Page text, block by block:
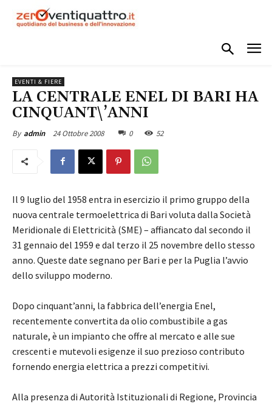
EVENTI & FIERE
LA CENTRALE ENEL DI BARI HA
CINQUANT\’ANNI
By admin 24 Ottobre 2008 0 52
Il 9 luglio del 1958 entra in esercizio il primo gruppo della
nuova centrale termoelettrica di Bari voluta dalla Società
Meridionale di Elettricità (SME) – affiancato dal secondo il
31 gennaio del 1959 e dal terzo il 25 novembre dello stesso
anno. Queste date segnano per Bari e per la Puglia l’avvio
dello sviluppo moderno.
Dopo cinquant’anni, la fabbrica dell’energia Enel,
recentemente convertita da olio combustibile a gas
naturale, è un impianto che offre al mercato e alle sue
crescenti e mutevoli esigenze il suo prezioso contributo
fornendo energia elettrica a prezzi competitivi.
Alla presenza di Autorità Istituzionali di Regione, Provincia